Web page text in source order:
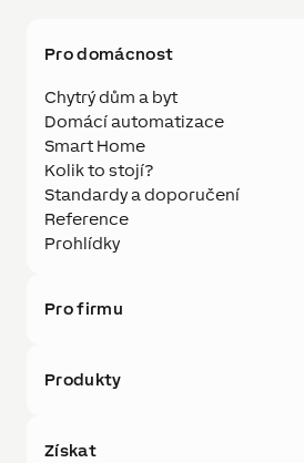
Pro domácnost
Chytrý dům a byt
Domácí automatizace
Smart Home
Kolik to stojí?
Standardy a doporučení
Reference
Prohlídky
Pro firmu
Produkty
Získat